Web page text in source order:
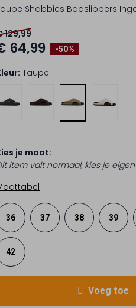
Shabbies Badslippers
-50%
129,99
64,99
Taupe
je maat:
item valt normaal, kies je
36 37 38 39
42
Voeg toe